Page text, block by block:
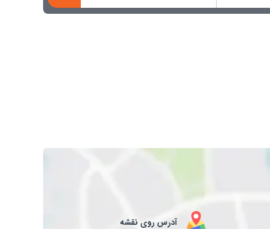
آدرس روی نقشه